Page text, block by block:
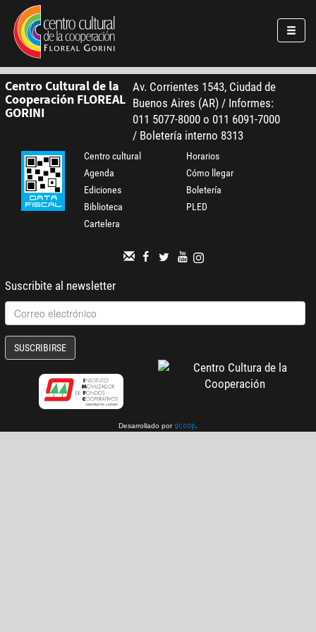
Pasar al contenido principal
Jump to main content
Centro Cultural de la
Cooperación FLOREAL
GORINI
Av. Corrientes 1543, Ciudad de
Buenos Aires (AR) / Informes:
011 5077-8000 o 011 6091-7000
/ Boletería interno 8313
Centro cultural
Agenda
Ediciones
Biblioteca
Cartelera
Horarios
Cómo llegar
Boletería
PLED
Suscribite al newsletter
SUSCRIBIRSE
Desarrollado por gcoop